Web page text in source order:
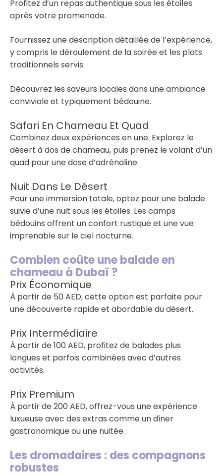
Profitez d’un repas authentique sous les étoiles
après votre promenade.
Fournissez une description détaillée de l’expérience,
y compris le déroulement de la soirée et les plats
traditionnels servis.
Découvrez les saveurs locales dans une ambiance
conviviale et typiquement bédouine.
Safari En Chameau Et Quad
Combinez deux expériences en une. Explorez le
désert à dos de chameau, puis prenez le volant d’un
quad pour une dose d’adrénaline.
Nuit Dans Le Désert
Pour une immersion totale, optez pour une balade
suivie d’une nuit sous les étoiles. Les camps
bédouins offrent un confort rustique et une vue
imprenable sur le ciel nocturne.
Combien coûte une balade en
chameau à Dubaï ?
Prix Économique
À partir de 50 AED, cette option est parfaite pour
une découverte rapide et abordable du désert.
Prix Intermédiaire
À partir de 100 AED, profitez de balades plus
longues et parfois combinées avec d’autres
activités.
Prix Premium
À partir de 200 AED, offrez-vous une expérience
luxueuse avec des extras comme un dîner
gastronomique ou une nuitée.
Les dromadaires : des compagnons
robustes